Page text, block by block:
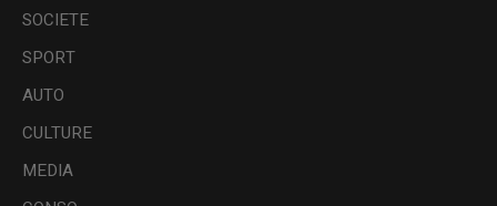
SOCIETE
SPORT
AUTO
CULTURE
MEDIA